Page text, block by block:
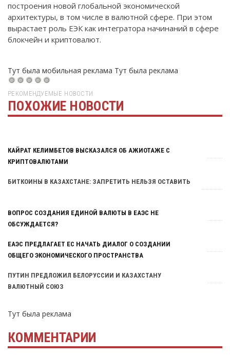
построения новой глобальной экономической
архитектуры, в том числе в валютной сфере. При этом
вырастает роль ЕЭК как интегратора начинаний в сфере
блокчейн и криптовалют.
Тут была мобильная реклама Тут была реклама
РЕКОМЕНДУЕМЫЕ НОВОСТИ
ПОХОЖИЕ НОВОСТИ
Тут была реклама
КАЙРАТ КЕЛИМБЕТОВ ВЫСКАЗАЛСЯ ОБ АЖИОТАЖЕ С
КРИПТОВАЛЮТАМИ
БИТКОИНЫ В КАЗАХСТАНЕ: ЗАПРЕТИТЬ НЕЛЬЗЯ ОСТАВИТЬ
ВОПРОС СОЗДАНИЯ ЕДИНОЙ ВАЛЮТЫ В ЕАЭС НЕ
ОБСУЖДАЕТСЯ?
ЕАЭС ПРЕДЛАГАЕТ ЕС НАЧАТЬ ДИАЛОГ О СОЗДАНИИ
ОБЩЕГО ЭКОНОМИЧЕСКОГО ПРОСТРАНСТВА
ПУТИН ПРЕДЛОЖИЛ БЕЛОРУССИИ И КАЗАХСТАНУ
ВАЛЮТНЫЙ СОЮЗ
Тут была реклама
КОММЕНТАРИИ